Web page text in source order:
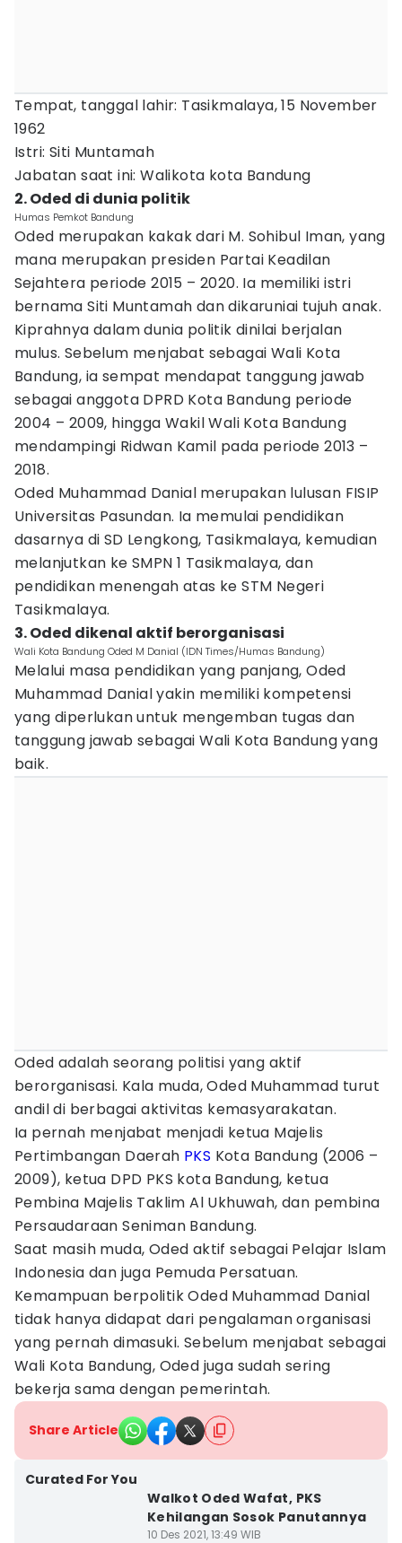
Tempat, tanggal lahir: Tasikmalaya, 15 November
1962
Istri: Siti Muntamah
Jabatan saat ini: Walikota kota Bandung
2. Oded di dunia politik
Humas Pemkot Bandung
Oded merupakan kakak dari M. Sohibul Iman, yang
mana merupakan presiden Partai Keadilan
Sejahtera periode 2015 – 2020. Ia memiliki istri
bernama Siti Muntamah dan dikaruniai tujuh anak.
Kiprahnya dalam dunia politik dinilai berjalan
mulus. Sebelum menjabat sebagai Wali Kota
Bandung, ia sempat mendapat tanggung jawab
sebagai anggota DPRD Kota Bandung periode
2004 – 2009, hingga Wakil Wali Kota Bandung
mendampingi Ridwan Kamil pada periode 2013 –
2018.
Oded Muhammad Danial merupakan lulusan FISIP
Universitas Pasundan. Ia memulai pendidikan
dasarnya di SD Lengkong, Tasikmalaya, kemudian
melanjutkan ke SMPN 1 Tasikmalaya, dan
pendidikan menengah atas ke STM Negeri
Tasikmalaya.
3. Oded dikenal aktif berorganisasi
Wali Kota Bandung Oded M Danial (IDN Times/Humas Bandung)
Melalui masa pendidikan yang panjang, Oded
Muhammad Danial yakin memiliki kompetensi
yang diperlukan untuk mengemban tugas dan
tanggung jawab sebagai Wali Kota Bandung yang
baik.
Oded adalah seorang politisi yang aktif
berorganisasi. Kala muda, Oded Muhammad turut
andil di berbagai aktivitas kemasyarakatan.
Ia pernah menjabat menjadi ketua Majelis
Pertimbangan Daerah PKS Kota Bandung (2006 –
2009), ketua DPD PKS kota Bandung, ketua
Pembina Majelis Taklim Al Ukhuwah, dan pembina
Persaudaraan Seniman Bandung.
Saat masih muda, Oded aktif sebagai Pelajar Islam
Indonesia dan juga Pemuda Persatuan.
Kemampuan berpolitik Oded Muhammad Danial
tidak hanya didapat dari pengalaman organisasi
yang pernah dimasuki. Sebelum menjabat sebagai
Wali Kota Bandung, Oded juga sudah sering
bekerja sama dengan pemerintah.
Share Article
Curated For You
Walkot Oded Wafat, PKS
Kehilangan Sosok Panutannya
10 Des 2021, 13:49 WIB